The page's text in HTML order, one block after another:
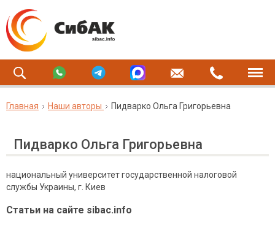
Главная Наши авторы Пидварко Ольга Григорьевна
Пидварко Ольга Григорьевна
национальный университет государственной налоговой
службы Украины, г. Киев
Статьи на сайте sibac.info